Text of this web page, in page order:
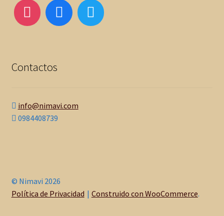
Contactos
info@nimavi.com
0984408739
© Nimavi 2026
Política de Privacidad
Construido con WooCommerce.